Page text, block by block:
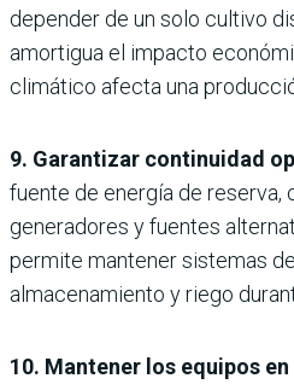
depender de un solo cultivo
amortigua el impacto
climático afecta una
9. Garantizar continuidad
fuente de energía de reserva,
generadores y fuentes
permite mantener sistemas
almacenamiento y riego
10. Mantener los equipos